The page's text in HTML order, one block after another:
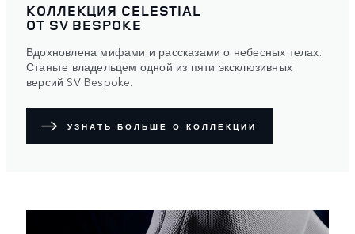
КОЛЛЕКЦИЯ CELESTIAL
ОТ SV BESPOKE
Вдохновлена мифами и рассказами о небесных телах.
Станьте владельцем одной из пяти эксклюзивных
версий SV Bespoke.
УЗНАТЬ БОЛЬШЕ О КОЛЛЕКЦИИ